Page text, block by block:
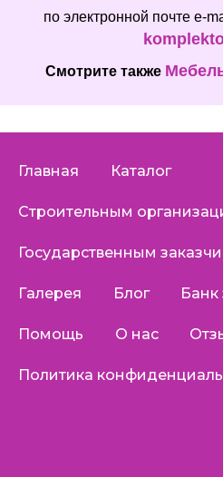
по электронной почте e-
Смотрите также
Главная Каталог
Строительным
Государственным
Галерея Блог Банк
Помощь О нас
Политика